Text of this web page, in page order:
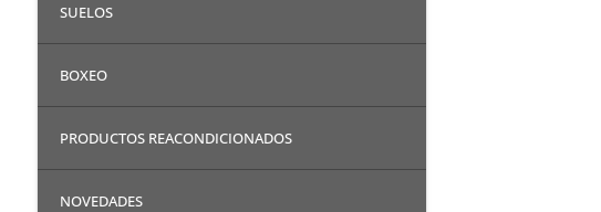
SUELOS
BOXEO
PRODUCTOS REACONDICIONADOS
NOVEDADES